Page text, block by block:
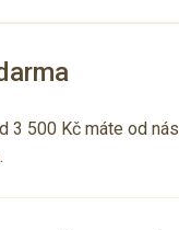
3 500 Kč máte od